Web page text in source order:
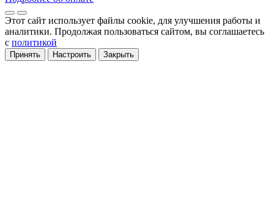
Этот сайт использует файлы cookie, для улучшения работы и
аналитики. Продолжая пользоваться сайтом, вы соглашаетесь
с политикой
Принять Настроить Закрыть